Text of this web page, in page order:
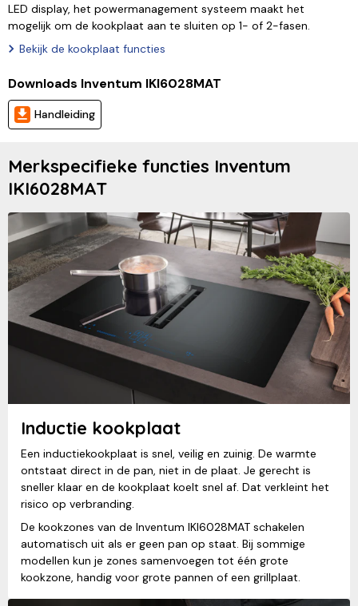
LED display, het powermanagement systeem maakt het
mogelijk om de kookplaat aan te sluiten op 1- of 2-fasen.
Bekijk de kookplaat functies
Downloads Inventum IKI6028MAT
Handleiding
Merkspecifieke functies Inventum
IKI6028MAT
Inductie kookplaat
Een inductiekookplaat is snel, veilig en zuinig. De warmte
ontstaat direct in de pan, niet in de plaat. Je gerecht is
sneller klaar en de kookplaat koelt snel af. Dat verkleint het
risico op verbranding.
De kookzones van de Inventum IKI6028MAT schakelen
automatisch uit als er geen pan op staat. Bij sommige
modellen kun je zones samenvoegen tot één grote
kookzone, handig voor grote pannen of een grillplaat.